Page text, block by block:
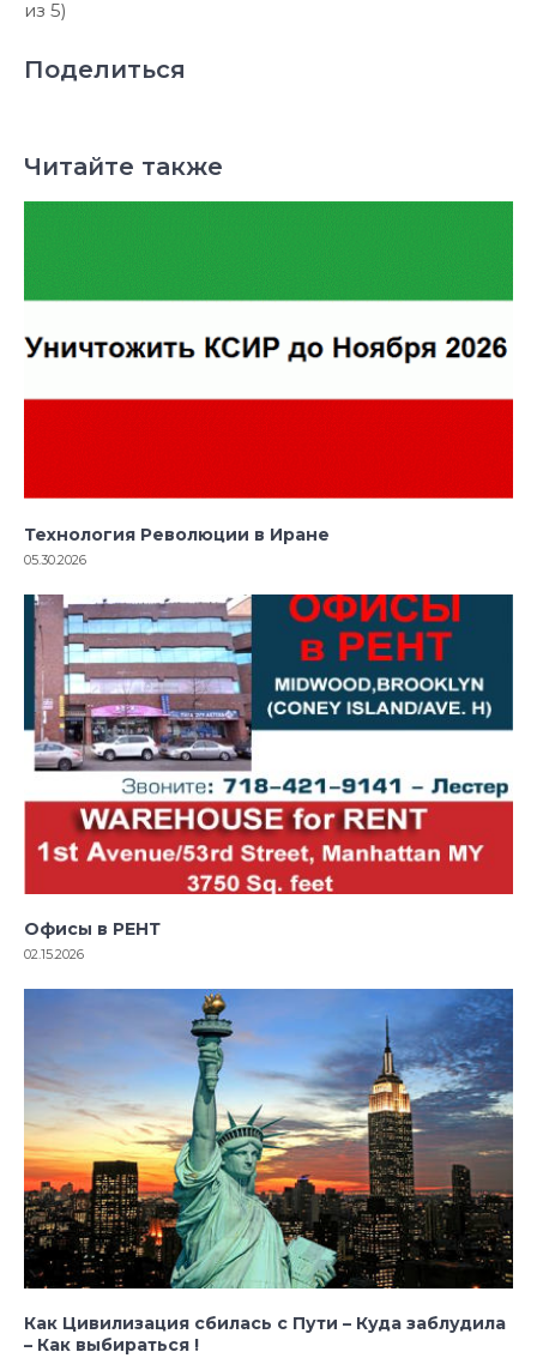
из 5)
Поделиться
Читайте также
Технология Революции в Иране
05.30.2026
Офисы в РЕНТ
02.15.2026
Как Цивилизация сбилась с Пути – Куда заблудила
– Как выбираться !